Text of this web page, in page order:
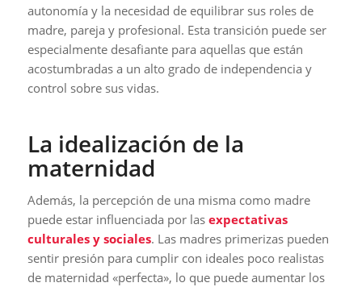
autonomía y la necesidad de equilibrar sus roles de
madre, pareja y profesional. Esta transición puede ser
especialmente desafiante para aquellas que están
acostumbradas a un alto grado de independencia y
control sobre sus vidas.
La idealización de la
maternidad
Además, la percepción de una misma como madre
puede estar influenciada por las expectativas
culturales y sociales. Las madres primerizas pueden
sentir presión para cumplir con ideales poco realistas
de maternidad «perfecta», lo que puede aumentar los